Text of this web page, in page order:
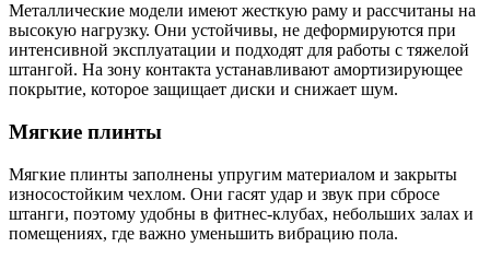
Металлические модели имеют жесткую раму и рассчитаны на
высокую нагрузку. Они устойчивы, не деформируются при
интенсивной эксплуатации и подходят для работы с тяжелой
штангой. На зону контакта устанавливают амортизирующее
покрытие, которое защищает диски и снижает шум.
Мягкие плинты
Мягкие плинты заполнены упругим материалом и закрыты
износостойким чехлом. Они гасят удар и звук при сбросе
штанги, поэтому удобны в фитнес-клубах, небольших залах и
помещениях, где важно уменьшить вибрацию пола.